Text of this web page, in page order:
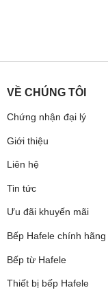
VỀ CHÚNG TÔI
Chứng nhận đại lý
Giới thiệu
Liên hệ
Tin tức
Ưu đãi khuyến mãi
Bếp Hafele chính hãng
Bếp từ Hafele
Thiết bị bếp Hafele